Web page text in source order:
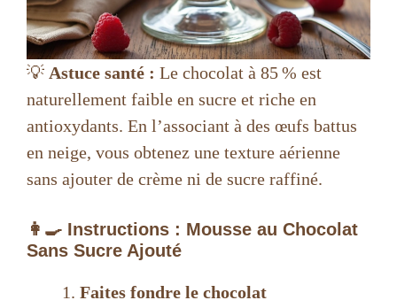
💡 Astuce santé : Le chocolat à 85 % est
naturellement faible en sucre et riche en
antioxydants. En l’associant à des œufs battus
en neige, vous obtenez une texture aérienne
sans ajouter de crème ni de sucre raffiné.
👩‍🍳 Instructions : Mousse au Chocolat
Sans Sucre Ajouté
Faites fondre le chocolat